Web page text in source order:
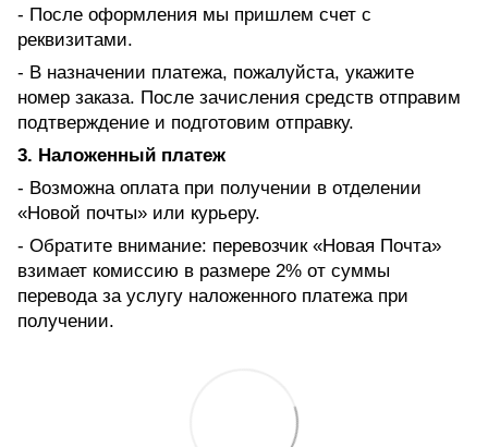
- После оформления мы пришлем счет с
реквизитами.
- В назначении платежа, пожалуйста, укажите
номер заказа. После зачисления средств отправим
подтверждение и подготовим отправку.
3. Наложенный платеж
- Возможна оплата при получении в отделении
«Новой почты» или курьеру.
- Обратите внимание: перевозчик «Новая Почта»
взимает комиссию в размере 2% от суммы
перевода за услугу наложенного платежа при
получении.